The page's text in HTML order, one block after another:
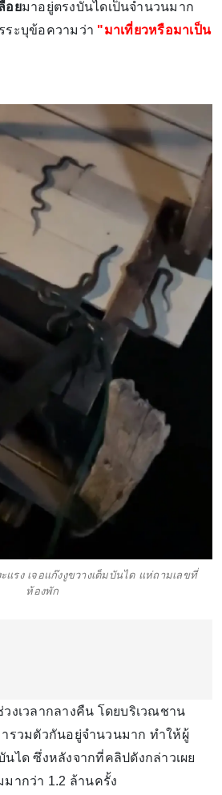
อยมาอยู่ตรงบันไดเป็นจำนวนมาก
ระบุข้อความว่า "มาเที่ยวหรือมาเป็น
แรง เจอแก๊งงูขวางเต็มบันได แห่ถามเลขที่
ห้องพัก
งเวลากลางคืน โดยบริเวณชาน
รวมตัวกันอยู่จำนวนมาก ทำให้ผู้
ได ซึ่งหลังจากที่คลิปดังกล่าวเผย
ากว่า 1.2 ล้านครั้ง